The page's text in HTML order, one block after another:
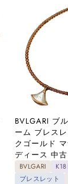
BVLGARI ブ
ーム ブレス
クゴールド
ディース 中古
BVLGARI
ブレスレット